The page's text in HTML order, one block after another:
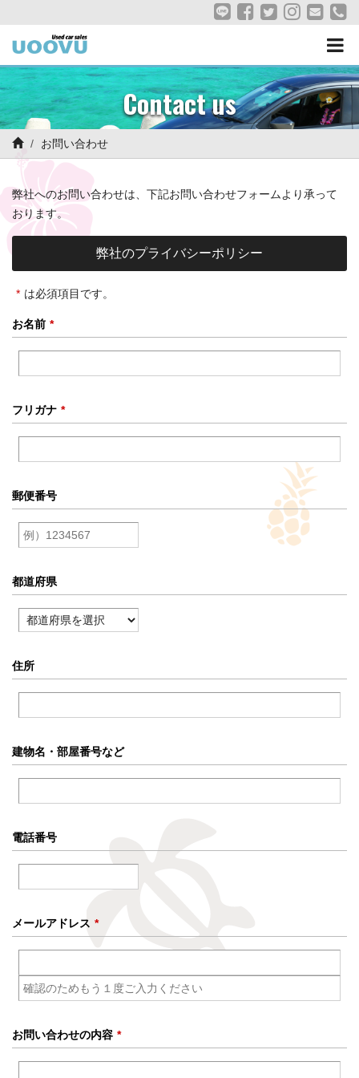
Contact us
お問い合わせ
弊社へのお問い合わせは、下記お問い合わせフォームより承って
おります。
弊社のプライバシーポリシー
* は必須項目です。
お名前 *
フリガナ *
郵便番号
都道府県
住所
建物名・ 部屋番号など
電話番号
メールアドレス *
お問い合わせの内容 *